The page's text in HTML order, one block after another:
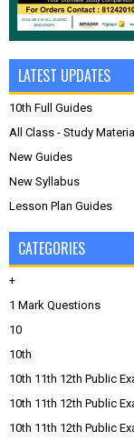
LATEST UPDATES
10th Full Guides
All Class - Study
New Guides
New Syllabus
Lesson Plan Guides
CATEGORIES
+
1 Mark Questions
10
10th
10th 11th 12th Public
10th 11th 12th Public
10th 11th 12th Public